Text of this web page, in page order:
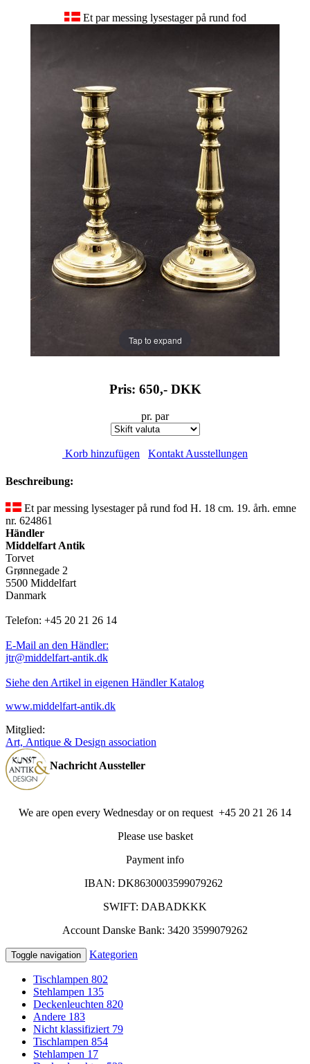
Et par messing lysestager på rund fod
Tap to expand
Pris: 650,- DKK
pr. par
Korb hinzufügen Kontakt Ausstellungen
Beschreibung:
Et par messing lysestager på rund fod H. 18 cm. 19. årh. emne
nr. 624861
Händler
Middelfart Antik
Torvet
Grønnegade 2
5500 Middelfart
Danmark
Telefon: +45 20 21 26 14
E-Mail an den Händler:
jtr@middelfart-antik.dk
Siehe den Artikel in eigenen Händler Katalog
www.middelfart-antik.dk
Mitglied:
Art, Antique & Design association
Nachricht Aussteller
We are open every Wednesday or on request +45 20 21 26 14
Please use basket
Payment info
IBAN: DK8630003599079262
SWIFT: DABADKKK
Account Danske Bank: 3420 3599079262
Toggle navigation Kategorien
Tischlampen 802
Stehlampen 135
Deckenleuchten 820
Andere 183
Nicht klassifiziert 79
Tischlampen 854
Stehlampen 17